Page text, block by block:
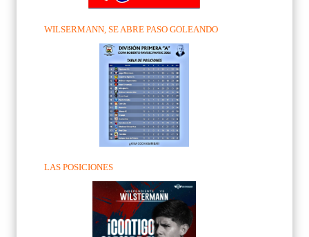
WILSERMANN, SE ABRE PASO GOLEANDO
LAS POSICIONES